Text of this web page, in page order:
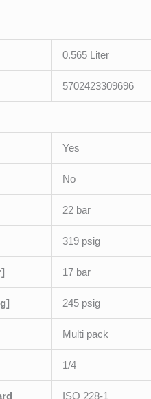
0.565 Liter
5702423309696
Yes
No
22 bar
319 psig
17 bar
245 psig
Multi pack
1/4
ISO 228-1